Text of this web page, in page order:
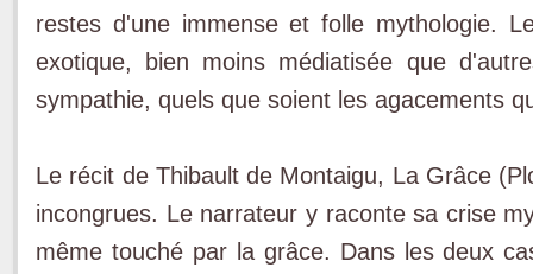
restes d'une immense et folle mythologie.
exotique, bien moins médiatisée que
sympathie, quels que soient les agacements
Le récit de Thibault de Montaigu, La Grâce
incongrues. Le narrateur y raconte sa crise
même touché par la grâce. Dans les deux